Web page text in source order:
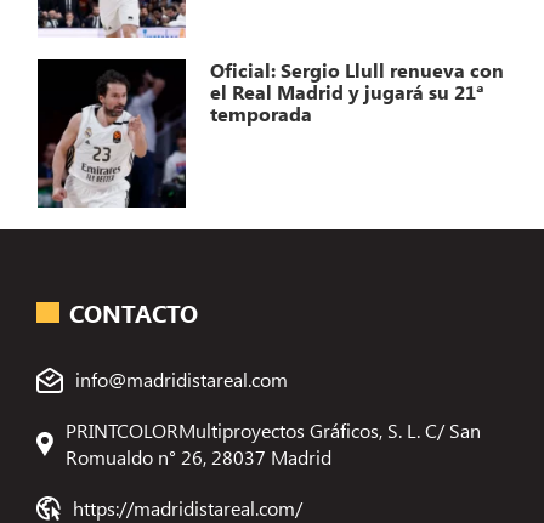
Oficial: Sergio Llull renueva con
el Real Madrid y jugará su 21ª
temporada
CONTACTO
info@madridistareal.com
PRINTCOLORMultiproyectos Gráficos, S. L. C/ San
Romualdo n° 26, 28037 Madrid
https://madridistareal.com/